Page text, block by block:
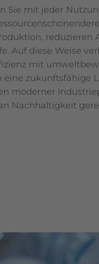
Sie mit jeder
reduzieren
Auf diese Weise
mit
eine zukunftsfähige
moderner
Nachhaltigkeit